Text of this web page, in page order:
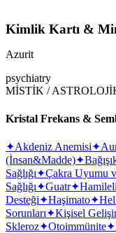
Kimlik Kartı &
Azurit
psychiatry
MİSTİK /
Kristal Frekans &
✦Akdeniz Anemisi✦
(İnsan&Madde)✦
Sağlığı✦Çakra Uyumu
Sağlığı✦Guatr✦
Desteği✦Haşimato✦
Sorunları✦Kişisel
Skleroz✦Otoimmünite✦